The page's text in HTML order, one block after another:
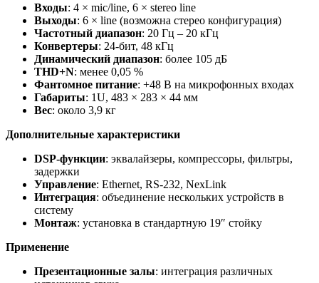
Входы: 4 × mic/line, 6 × stereo line
Выходы: 6 × line (возможна стерео конфигурация)
Частотный диапазон: 20 Гц – 20 кГц
Конвертеры: 24‑бит, 48 кГц
Динамический диапазон: более 105 дБ
THD+N: менее 0,05 %
Фантомное питание: +48 В на микрофонных входах
Габариты: 1U, 483 × 283 × 44 мм
Вес: около 3,9 кг
Дополнительные характеристики
DSP‑функции: эквалайзеры, компрессоры, фильтры,
задержки
Управление: Ethernet, RS‑232, NexLink
Интеграция: объединение нескольких устройств в
систему
Монтаж: установка в стандартную 19″ стойку
Применение
Презентационные залы: интеграция различных